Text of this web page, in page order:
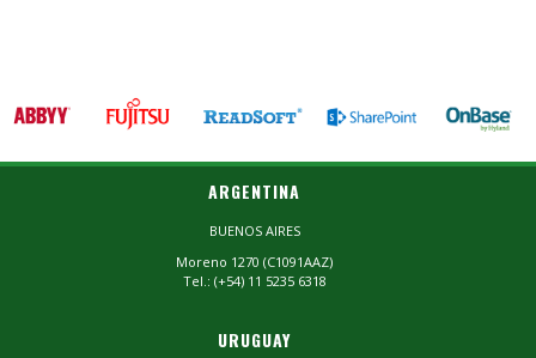
ARGENTINA
BUENOS AIRES
Moreno 1270 (C1091AAZ)
Tel.: (+54) 11 5235 6318
URUGUAY